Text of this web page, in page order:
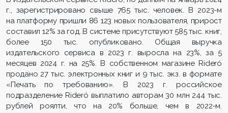
г., зарегистрировано свыше 765 тыс. человек. В 2023-м
на платформу пришли 86 123 новых пользователя, прирост
составил 12% за год. В системе присутствуют 585 тыс. книг,
более 150 тыс. опубликовано. Общая выручка
издательского сервиса в 2023 г. выросла на 23%, за 5
месяцев 2024 г. на 25%. В собственном магазине Rideró
продано 27 тыс. электронных книг и 9 тыс. экз. в формате
«Печать по требованию». В 2023 г. российское
подразделение Rideró выплатило авторам 30 млн 244 тыс.
рублей роялти, что на 20% больше, чем в 2022-м.